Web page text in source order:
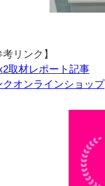
リンク】
取材レポート記事
クオンラインショップ